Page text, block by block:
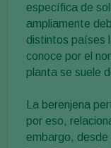
específica de
ampliamente
distintos países
conoce por el
planta se suele
La berenjena
por eso,
embargo,